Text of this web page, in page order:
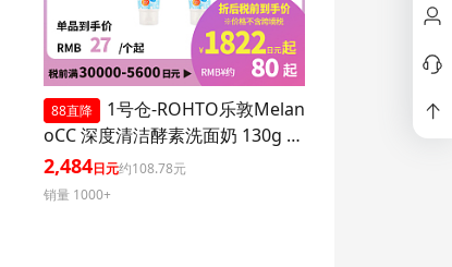
88直降
1号仓-ROHTO乐敦Melan
oCC 深度清洁酵素洗面奶 130g 3
个装
2,484日元约108.78元
销量 1000+